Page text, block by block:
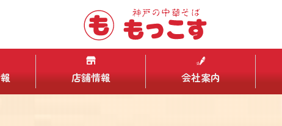
店舗情報 会社案内